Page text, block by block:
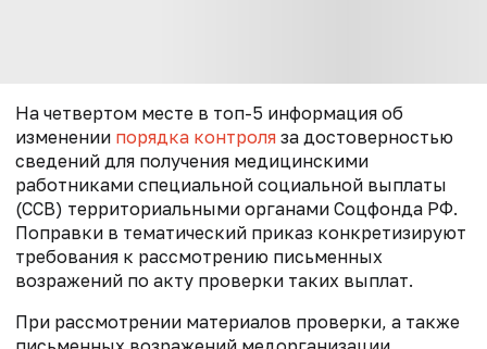
На четвертом месте в топ-5 информация об
изменении порядка контроля за достоверностью
сведений для получения медицинскими
работниками специальной социальной выплаты
(ССВ) территориальными органами Соцфонда РФ.
Поправки в тематический приказ конкретизируют
требования к рассмотрению письменных
возражений по акту проверки таких выплат.
При рассмотрении материалов проверки, а также